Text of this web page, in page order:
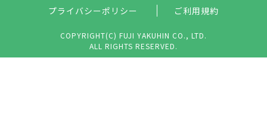
プライバシーポリシー ご利用規約
COPYRIGHT(C) FUJI YAKUHIN CO., LTD.
ALL RIGHTS RESERVED.